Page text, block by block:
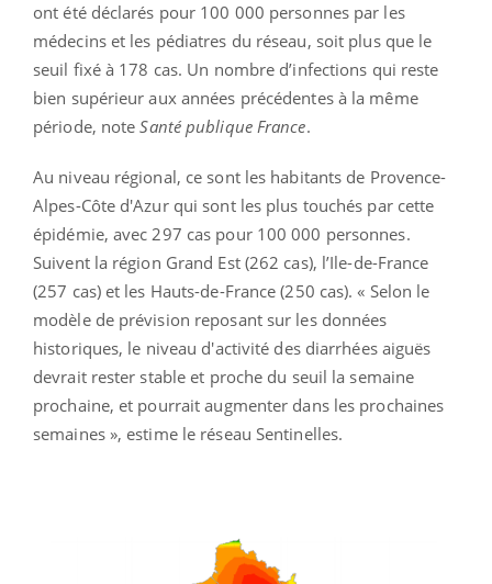
ont été déclarés pour 100 000 personnes par les
médecins et les pédiatres du réseau, soit plus que le
seuil fixé à 178 cas. Un nombre d’infections qui reste
bien supérieur aux années précédentes à la même
période, noteSanté publique France.
Au niveau régional, ce sont les habitants de Provence-
Alpes-Côte d'Azur qui sont les plus touchés par cette
épidémie, avec 297 cas pour 100 000 personnes.
Suivent la région Grand Est (262 cas), l’Ile-de-France
(257 cas) et les Hauts-de-France (250 cas). « Selon le
modèle de prévision reposant sur les données
historiques, le niveau d'activité des diarrhées aiguës
devrait rester stable et proche du seuil la semaine
prochaine, et pourrait augmenter dans les prochaines
semaines », estime le réseau Sentinelles.